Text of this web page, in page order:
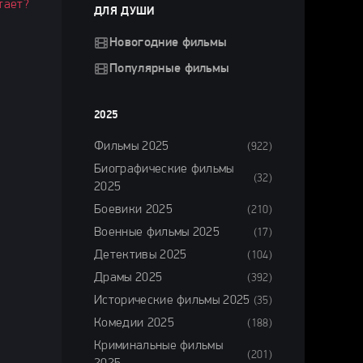
ДЛЯ ДУШИ
Новогодние фильмы
Популярные фильмы
2025
Фильмы 2025 (922)
Биографические фильмы
2025
(32)
Боевики 2025 (210)
Военные фильмы 2025 (17)
Детективы 2025 (104)
Драмы 2025 (392)
Исторические фильмы 2025 (35)
Комедии 2025 (188)
Криминальные фильмы
(201)